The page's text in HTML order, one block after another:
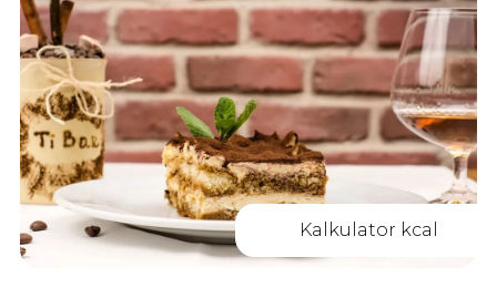
Kalkulator kcal